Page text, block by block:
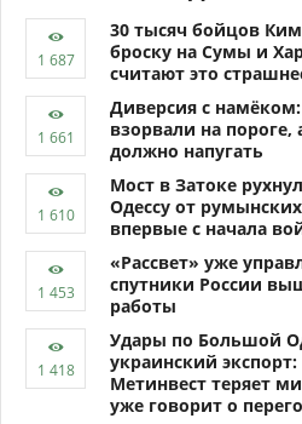
30 тысяч бойцов
броску на Сумы и
считают это
Диверсия с
взорвали на пороге,
должно напугать
Мост в Затоке
Одессу от
впервые с начала
«Рассвет» уже
спутники России
работы
Удары по Большой
украинский
Метинвест теряет
уже говорит о